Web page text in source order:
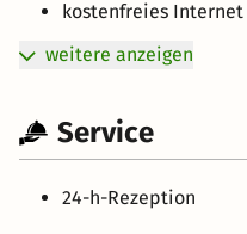
kostenfreies Internet
weitere anzeigen
Service
24-h-Rezeption